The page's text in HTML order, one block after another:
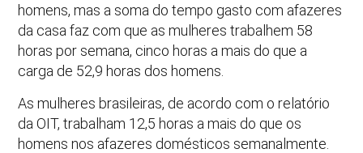
homens, mas a soma do tempo gasto com afazeres
da casa faz com que as mulheres trabalhem 58
horas por semana, cinco horas a mais do que a
carga de 52,9 horas dos homens.
As mulheres brasileiras, de acordo com o relatório
da OIT, trabalham 12,5 horas a mais do que os
homens nos afazeres domésticos semanalmente.